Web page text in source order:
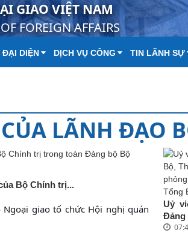
GIAO VIỆT NAM
FOREIGN AFFAIRS
ĐẠI DIỆN DỊCH VỤ CÔNG TIN LÃNH SỰ
LÃNH ĐẠO
Bộ Chính trị...
giao tổ chức Hội nghị quán
Uỷ
Đảng